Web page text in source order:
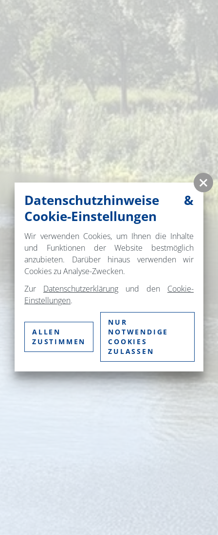
Datenschutzhinweise &
Cookie-Einstellungen
Wir verwenden Cookies, um Ihnen die Inhalte
und Funktionen der Website bestmöglich
anzubieten. Darüber hinaus verwenden wir
Cookies zu Analyse-Zwecken.
Zur Datenschutzerklärung und den Cookie-
Einstellungen.
ALLEN
ZUSTIMMEN
NUR
NOTWENDIGE
COOKIES
ZULASSEN